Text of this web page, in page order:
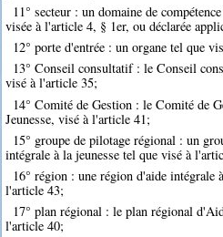
11° secteur : un domaine de
visée à l'article 4, § 1er, ou déclarée
12° porte d'entrée : un organe tel que
13° Conseil consultatif : le Conseil
visé à l'article 35;
14° Comité de Gestion : le Comité de
Jeunesse, visé à l'article 41;
15° groupe de pilotage régional : un
intégrale à la jeunesse tel que visé à
16° région : une région d'aide intégrale
l'article 43;
17° plan régional : le plan régional
l'article 40;